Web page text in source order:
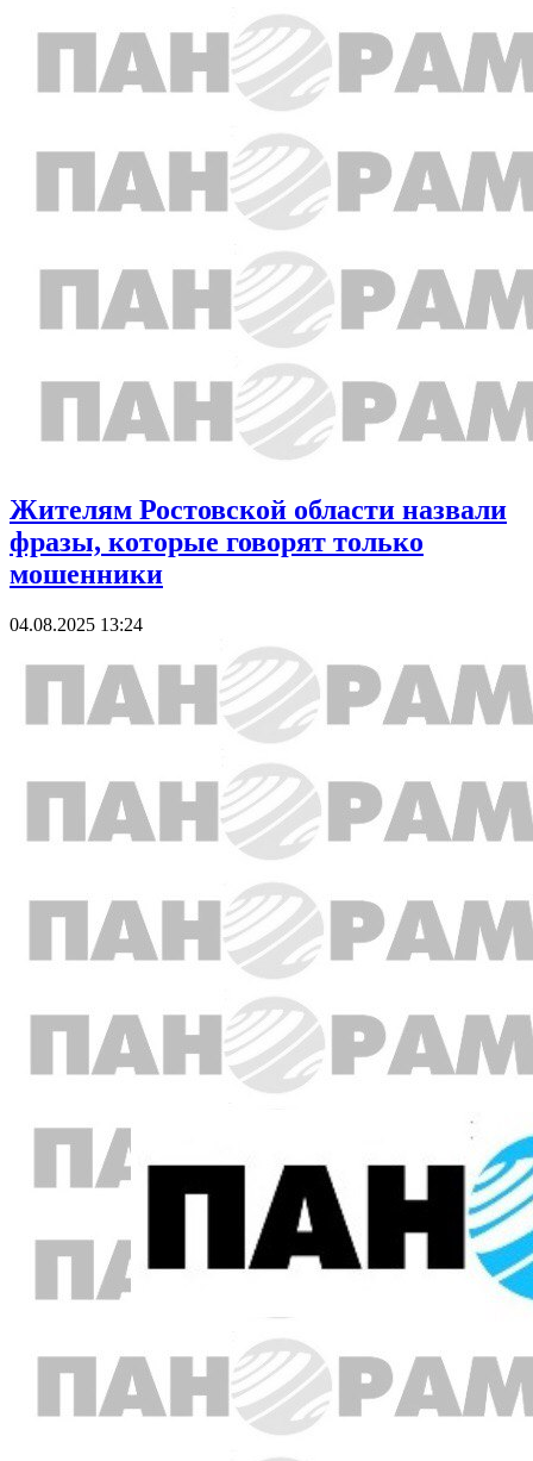
Жителям Ростовской области назвали
фразы, которые говорят только
мошенники
04.08.2025 13:24